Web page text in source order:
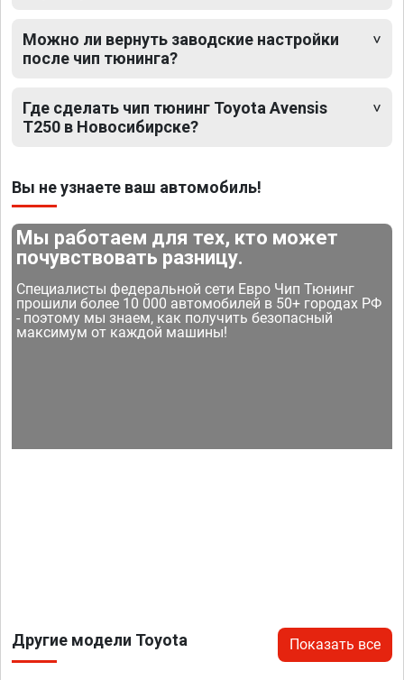
Можно ли вернуть заводские настройки
после чип тюнинга?
Где сделать чип тюнинг Toyota Avensis
T250 в Новосибирске?
Вы не узнаете ваш автомобиль!
Мы работаем для тех, кто может
почувствовать разницу.
Специалисты федеральной сети Евро Чип Тюнинг
прошили более 10 000 автомобилей в 50+ городах РФ
- поэтому мы знаем, как получить безопасный
максимум от каждой машины!
Другие модели Toyota Показать все